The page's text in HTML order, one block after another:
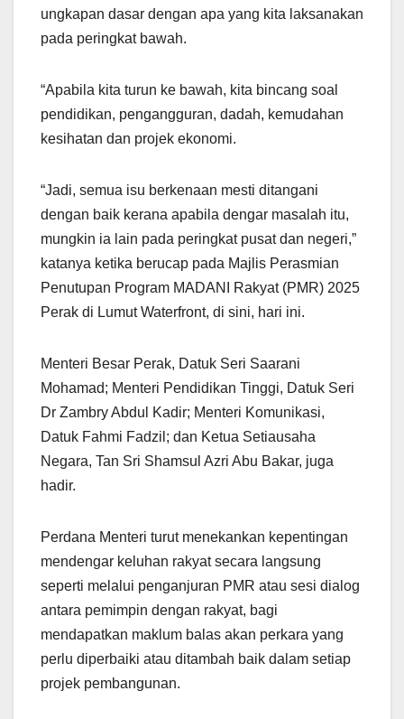
ungkapan dasar dengan apa yang kita laksanakan
pada peringkat bawah.
“Apabila kita turun ke bawah, kita bincang soal
pendidikan, pengangguran, dadah, kemudahan
kesihatan dan projek ekonomi.
“Jadi, semua isu berkenaan mesti ditangani
dengan baik kerana apabila dengar masalah itu,
mungkin ia lain pada peringkat pusat dan negeri,”
katanya ketika berucap pada Majlis Perasmian
Penutupan Program MADANI Rakyat (PMR) 2025
Perak di Lumut Waterfront, di sini, hari ini.
Menteri Besar Perak, Datuk Seri Saarani
Mohamad; Menteri Pendidikan Tinggi, Datuk Seri
Dr Zambry Abdul Kadir; Menteri Komunikasi,
Datuk Fahmi Fadzil; dan Ketua Setiausaha
Negara, Tan Sri Shamsul Azri Abu Bakar, juga
hadir.
Perdana Menteri turut menekankan kepentingan
mendengar keluhan rakyat secara langsung
seperti melalui penganjuran PMR atau sesi dialog
antara pemimpin dengan rakyat, bagi
mendapatkan maklum balas akan perkara yang
perlu diperbaiki atau ditambah baik dalam setiap
projek pembangunan.